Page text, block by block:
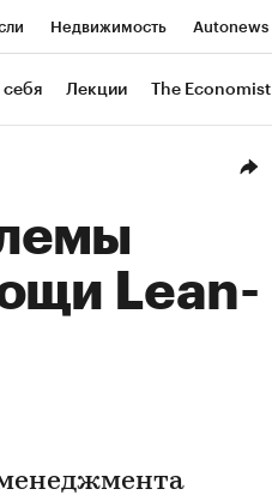
Недвижимость Autonews
Life Тренды Визионеры
себя Лекции The Economist
Lean-